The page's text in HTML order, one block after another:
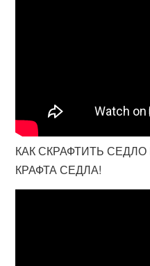
КАК СКРАФТИТЬ
КРАФТА СЕДЛА!